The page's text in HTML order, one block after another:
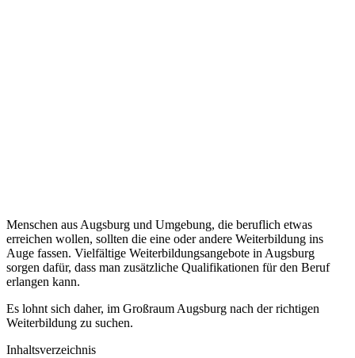
Menschen aus Augsburg und Umgebung, die beruflich etwas
erreichen wollen, sollten die eine oder andere Weiterbildung ins
Auge fassen. Vielfältige Weiterbildungsangebote in Augsburg
sorgen dafür, dass man zusätzliche Qualifikationen für den Beruf
erlangen kann.
Es lohnt sich daher, im Großraum Augsburg nach der richtigen
Weiterbildung zu suchen.
Inhaltsverzeichnis